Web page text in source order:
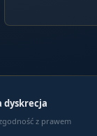
dyskrecja
z prawem